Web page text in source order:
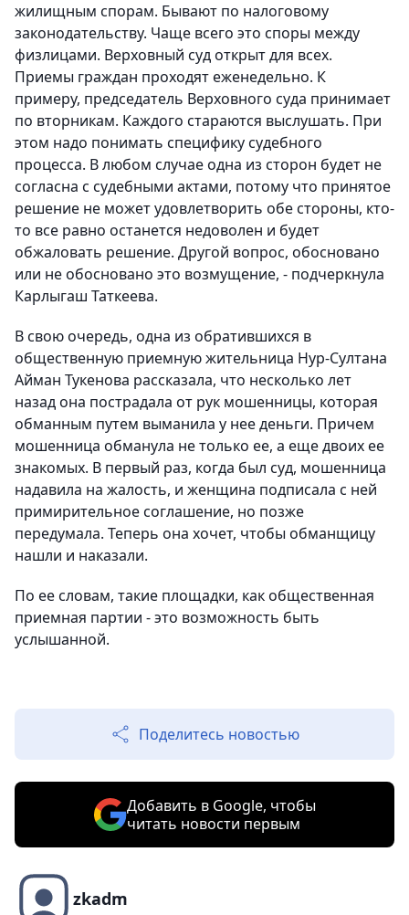
жилищным спорам. Бывают по налоговому
законодательству. Чаще всего это споры между
физлицами. Верховный суд открыт для всех.
Приемы граждан проходят еженедельно. К
примеру, председатель Верховного суда принимает
по вторникам. Каждого стараются выслушать. При
этом надо понимать специфику судебного
процесса. В любом случае одна из сторон будет не
согласна с судебными актами, потому что принятое
решение не может удовлетворить обе стороны, кто-
то все равно останется недоволен и будет
обжаловать решение. Другой вопрос, обосновано
или не обосновано это возмущение, - подчеркнула
Карлыгаш Таткеева.
В свою очередь, одна из обратившихся в
общественную приемную жительница Нур-Султана
Айман Тукенова рассказала, что несколько лет
назад она пострадала от рук мошенницы, которая
обманным путем выманила у нее деньги. Причем
мошенница обманула не только ее, а еще двоих ее
знакомых. В первый раз, когда был суд, мошенница
надавила на жалость, и женщина подписала с ней
примирительное соглашение, но позже
передумала. Теперь она хочет, чтобы обманщицу
нашли и наказали.
По ее словам, такие площадки, как общественная
приемная партии - это возможность быть
услышанной.
Поделитесь новостью
Добавить в Google, чтобы
читать новости первым
zkadm